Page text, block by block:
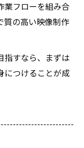
業フローを組み合
質の高い映像制作
指すなら、まずは
につけることが成